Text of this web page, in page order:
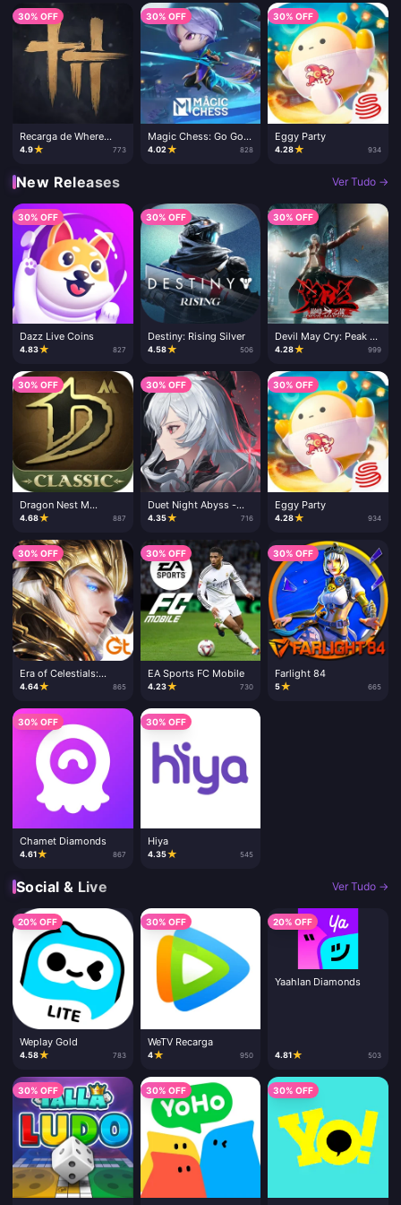
30% OFF
Recarga de Where
Winds Meet
4.9★ 773
30% OFF
Magic Chess: Go Go -
Recarga de Diamantes
4.02★ 828
30% OFF
Eggy Party
4.28★ 934
New Releases Ver Tudo →
30% OFF
Dazz Live Coins
4.83★ 827
30% OFF
Destiny: Rising Silver
4.58★ 506
30% OFF
Devil May Cry: Peak of
Combat
4.28★ 999
30% OFF
Dragon Nest M
Classic
4.68★ 887
30% OFF
Duet Night Abyss -
Lunar Crystals
4.35★ 716
30% OFF
Eggy Party
4.28★ 934
30% OFF
Era of Celestials:
Diamantes
4.64★ 865
30% OFF
EA Sports FC Mobile
4.23★ 730
30% OFF
Farlight 84
5★ 665
30% OFF
Chamet Diamonds
4.61★ 867
30% OFF
Hiya
4.35★ 545
Social & Live Ver Tudo →
20% OFF
Weplay Gold
4.58★ 783
30% OFF
WeTV Recarga
4★ 950
20% OFF
Yaahlan Diamonds
4.81★ 503
30% OFF 30% OFF 30% OFF